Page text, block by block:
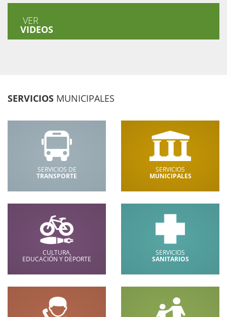
VER
VIDEOS
SERVICIOS MUNICIPALES
SERVICIOS DE
TRANSPORTE
SERVICIOS
MUNICIPALES
CULTURA,
EDUCACIÓN Y DEPORTE
SERVICIOS
SANITARIOS